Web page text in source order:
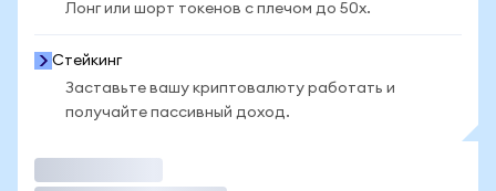
Лонг или шорт токенов с плечом до 50x.
Стейкинг
Заставьте вашу криптовалюту работать и
получайте пассивный доход.